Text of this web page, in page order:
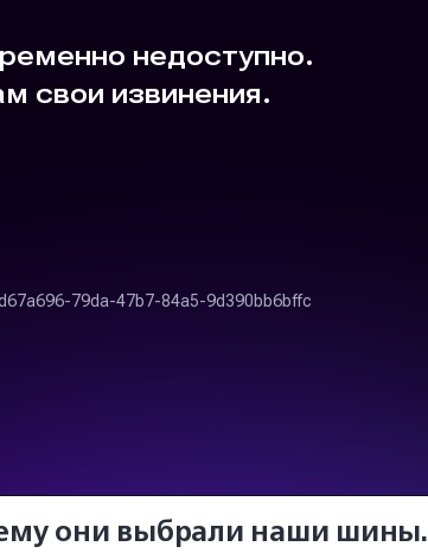
они выбрали наши шины.